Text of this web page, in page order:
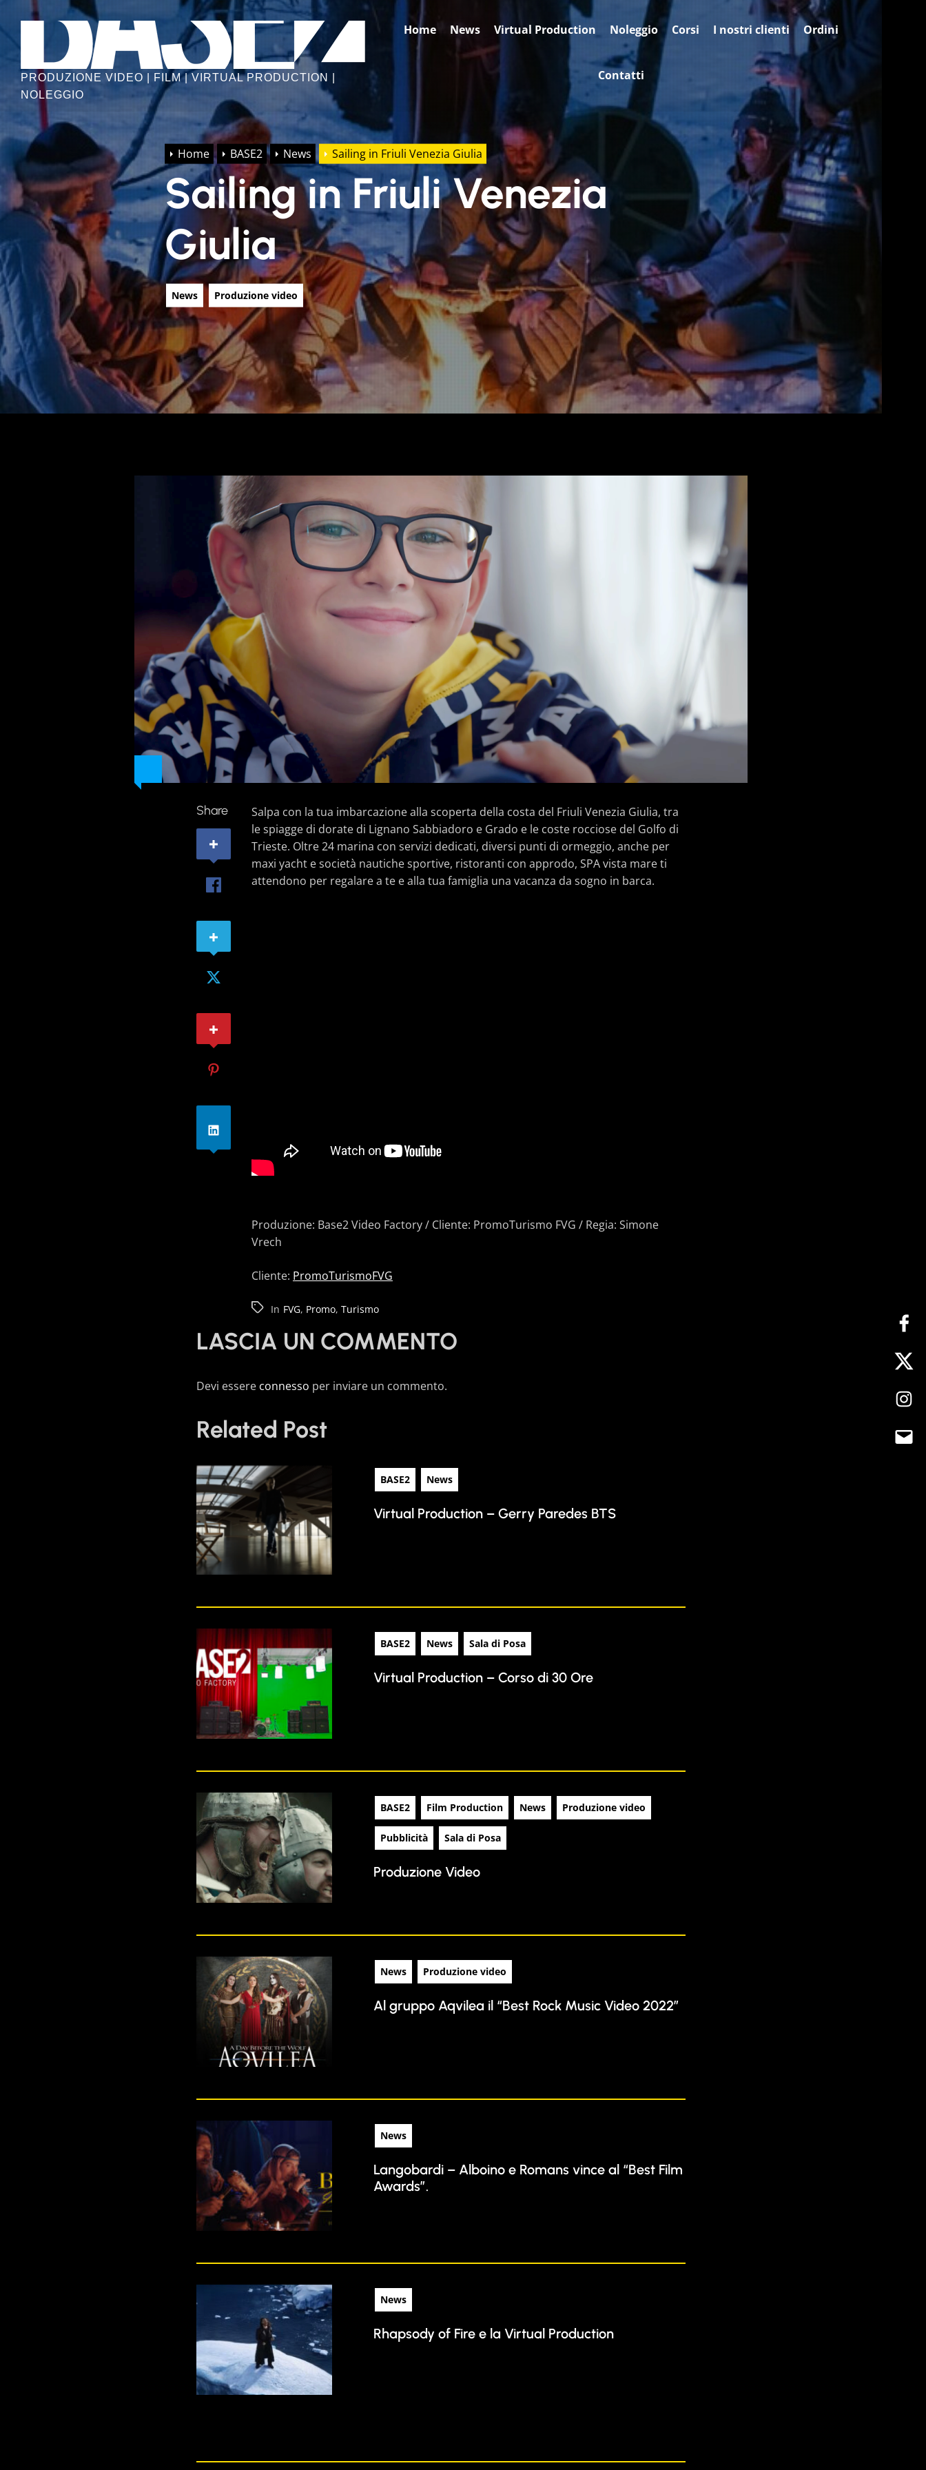
to
the
content
FACTORY
PRODUZIONE VIDEO | FILM | VIRTUAL PRODUCTION |
NOLEGGIO
Home News Virtual Production Noleggio Corsi I nostri clienti Ordini
Contatti
Home BASE2 News Sailing in Friuli Venezia Giulia
Sailing in Friuli Venezia
Giulia
News Produzione video
Share
Salpa con la tua imbarcazione alla scoperta della costa del Friuli Venezia Giulia, tra
le spiagge di dorate di Lignano Sabbiadoro e Grado e le coste rocciose del Golfo di
Trieste. Oltre 24 marina con servizi dedicati, diversi punti di ormeggio, anche per
maxi yacht e società nautiche sportive, ristoranti con approdo, SPA vista mare ti
attendono per regalare a te e alla tua famiglia una vacanza da sogno in barca.
Produzione: Base2 Video Factory / Cliente: PromoTurismo FVG / Regia: Simone
Vrech
Cliente: PromoTurismoFVG
In FVG, Promo, Turismo
LASCIA UN COMMENTO
Devi essere connesso per inviare un commento.
Related Post
BASE2 News
Virtual Production – Gerry Paredes BTS
BASE2 News Sala di Posa
Virtual Production – Corso di 30 Ore
BASE2 Film Production News Produzione video
Pubblicità Sala di Posa
Produzione Video
News Produzione video
Al gruppo Aqvilea il “Best Rock Music Video 2022”
News
Langobardi – Alboino e Romans vince al “Best Film
Awards”.
News
Rhapsody of Fire e la Virtual Production